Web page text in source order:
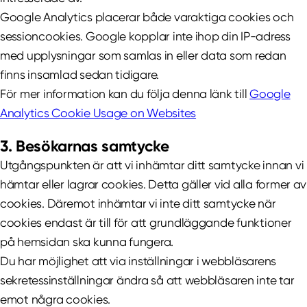
Google Analytics placerar både varaktiga cookies och
sessioncookies. Google kopplar inte ihop din IP-adress
med upplysningar som samlas in eller data som redan
finns insamlad sedan tidigare.
För mer information kan du följa denna länk tillGoogle
Analytics Cookie Usage on Websites
3. Besökarnas samtycke
Utgångspunkten är att vi inhämtar ditt samtycke innan vi
hämtar eller lagrar cookies. Detta gäller vid alla former av
cookies. Däremot inhämtar vi inte ditt samtycke när
cookies endast är till för att grundläggande funktioner
på hemsidan ska kunna fungera.
Du har möjlighet att via inställningar i webbläsarens
sekretessinställningar ändra så att webbläsaren inte tar
emot några cookies.